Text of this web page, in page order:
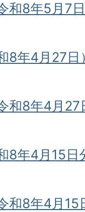
和8年5月7
8年4月27
和8年4月
8年4月15
和8年4月15